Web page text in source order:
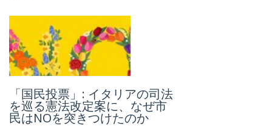
「国民投票」: イタリアの司法
を巡る憲法改定案に、なぜ市
民はNOを突きつけたのか
トラ」連続重大事件 I：ジョ
ヴァンニ・ファルコーネの場
合